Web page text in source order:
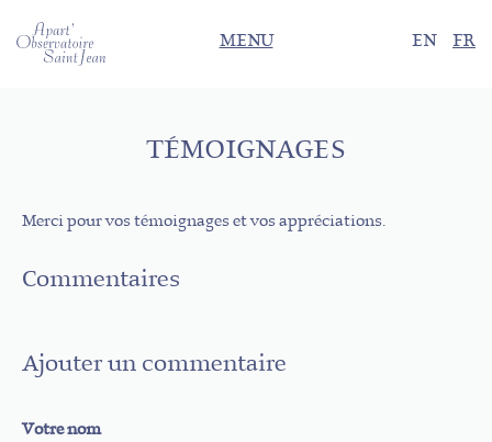
MENU EN FR
TÉMOIGNAGES
Merci pour vos témoignages et vos appréciations.
Commentaires
Ajouter un commentaire
Votre nom